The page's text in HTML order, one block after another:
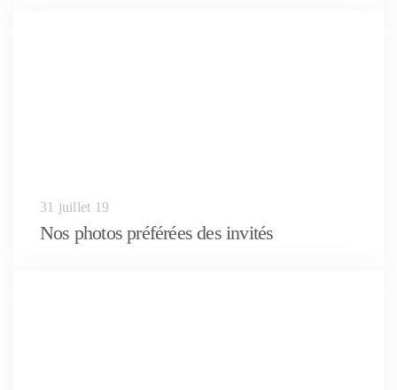
31 juillet 19
Nos photos préférées des invités